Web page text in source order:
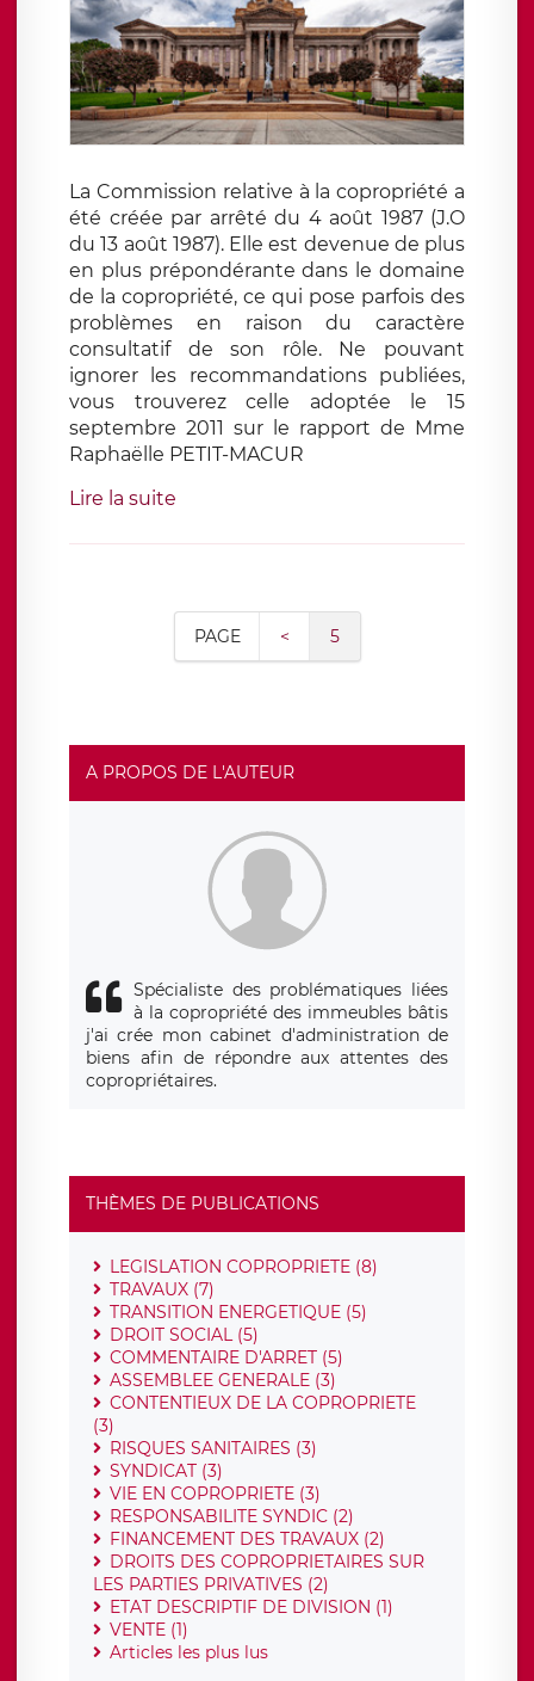
La Commission relative à la copropriété a
été créée par arrêté du 4 août 1987 (J.O
du 13 août 1987). Elle est devenue de plus
en plus prépondérante dans le domaine
de la copropriété, ce qui pose parfois des
problèmes en raison du caractère
consultatif de son rôle. Ne pouvant
ignorer les recommandations publiées,
vous trouverez celle adoptée le 15
septembre 2011 sur le rapport de Mme
Raphaëlle PETIT-MACUR
Lire la suite
PAGE < 5
A PROPOS DE L'AUTEUR
Spécialiste des problématiques liées
à la copropriété des immeubles bâtis
j'ai crée mon cabinet d'administration de
biens afin de répondre aux attentes des
copropriétaires.
THÈMES DE PUBLICATIONS
LEGISLATION COPROPRIETE (8)
TRAVAUX (7)
TRANSITION ENERGETIQUE (5)
DROIT SOCIAL (5)
COMMENTAIRE D'ARRET (5)
ASSEMBLEE GENERALE (3)
CONTENTIEUX DE LA COPROPRIETE
(3)
RISQUES SANITAIRES (3)
SYNDICAT (3)
VIE EN COPROPRIETE (3)
RESPONSABILITE SYNDIC (2)
FINANCEMENT DES TRAVAUX (2)
DROITS DES COPROPRIETAIRES SUR
LES PARTIES PRIVATIVES (2)
ETAT DESCRIPTIF DE DIVISION (1)
VENTE (1)
Articles les plus lus